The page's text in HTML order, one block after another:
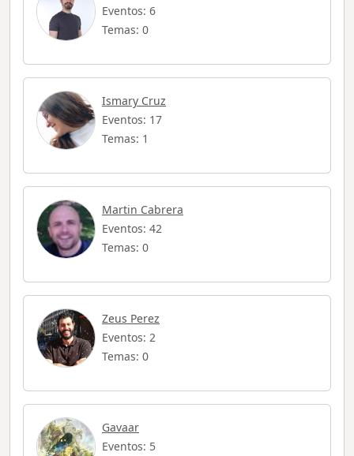
Eventos: 6
Temas: 0
Ismary Cruz
Eventos: 17
Temas: 1
Martin Cabrera
Eventos: 42
Temas: 0
Zeus Perez
Eventos: 2
Temas: 0
Gavaar
Eventos: 5